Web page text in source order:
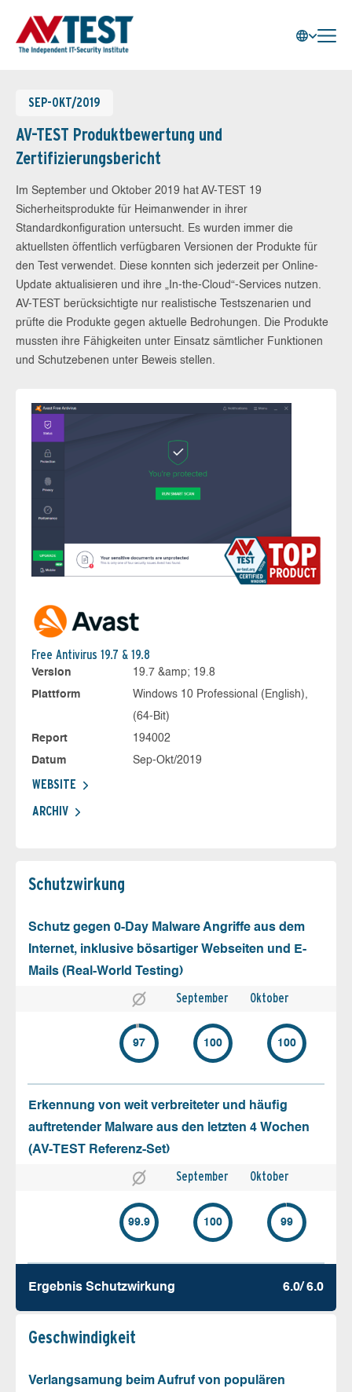
SEP-OKT/2019
AV-TEST Produktbewertung und
Zertifizierungsbericht
Im September und Oktober 2019 hat AV-TEST 19
Sicherheitsprodukte für Heimanwender in ihrer
Standardkonfiguration untersucht. Es wurden immer die
aktuellsten öffentlich verfügbaren Versionen der Produkte für
den Test verwendet. Diese konnten sich jederzeit per Online-
Update aktualisieren und ihre „In-the-Cloud“-Services nutzen.
AV-TEST berücksichtigte nur realistische Testszenarien und
prüfte die Produkte gegen aktuelle Bedrohungen. Die Produkte
mussten ihre Fähigkeiten unter Einsatz sämtlicher Funktionen
und Schutzebenen unter Beweis stellen.
Free Antivirus 19.7 & 19.8
Version
19.7 &amp; 19.8
Plattform
Windows 10 Professional (English),
(64-Bit)
Report
194002
Datum
Sep-Okt/2019
WEBSITE
ARCHIV
Schutz­wirkung
Schutz gegen 0-Day Malware Angriffe aus dem
Internet, inklusive bösartiger Webseiten und E-
Mails (Real-World Testing)
September Oktober
97 100 100
Erkennung von weit verbreiteter und häufig
auftretender Malware aus den letzten 4 Wochen
(AV-TEST Referenz-Set)
September Oktober
99.9 100 99
Ergebnis Schutz­wirkung 6.0/ 6.0
Geschw­indigkeit
Verlangsamung beim Aufruf von populären